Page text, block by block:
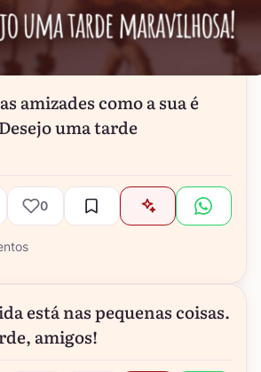
amizades como a sua é
uma tarde
0
está nas pequenas coisas.
amigos!